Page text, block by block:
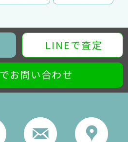
LINEで査定
お問い合わせ